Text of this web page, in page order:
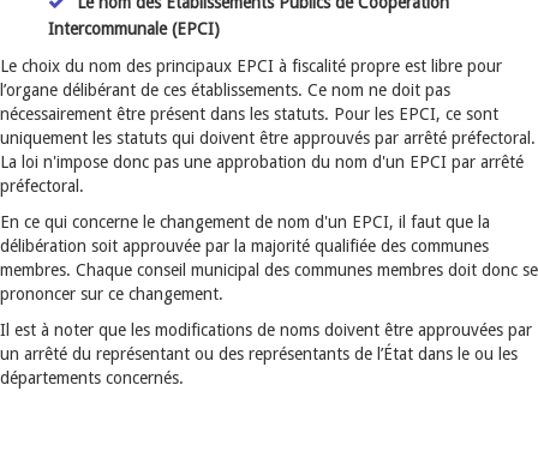
Intercommunale (EPCI)
Le choix du nom des principaux EPCI à fiscalité propre est libre pour
l’organe délibérant de ces établissements. Ce nom ne doit pas
nécessairement être présent dans les statuts. Pour les EPCI, ce sont
uniquement les statuts qui doivent être approuvés par arrêté préfectoral.
La loi n'impose donc pas une approbation du nom d'un EPCI par arrêté
préfectoral.
En ce qui concerne le changement de nom d'un EPCI, il faut que la
délibération soit approuvée par la majorité qualifiée des communes
membres. Chaque conseil municipal des communes membres doit donc se
prononcer sur ce changement.
Il est à noter que les modifications de noms doivent être approuvées par
un arrêté du représentant ou des représentants de l’État dans le ou les
départements concernés.